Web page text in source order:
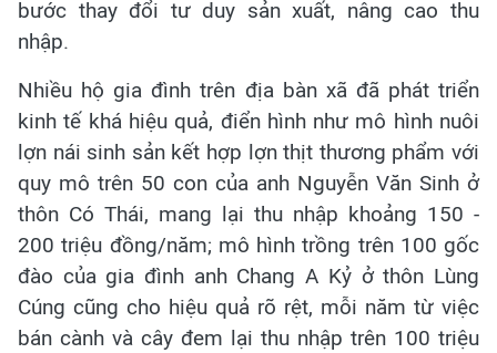
bước thay đổi tư duy sản xuất, nâng cao thu
nhập.
Nhiều hộ gia đình trên địa bàn xã đã phát triển
kinh tế khá hiệu quả, điển hình như mô hình nuôi
lợn nái sinh sản kết hợp lợn thịt thương phẩm với
quy mô trên 50 con của anh Nguyễn Văn Sinh ở
thôn Có Thái, mang lại thu nhập khoảng 150 -
200 triệu đồng/năm; mô hình trồng trên 100 gốc
đào của gia đình anh Chang A Kỷ ở thôn Lùng
Cúng cũng cho hiệu quả rõ rệt, mỗi năm từ việc
bán cành và cây đem lại thu nhập trên 100 triệu